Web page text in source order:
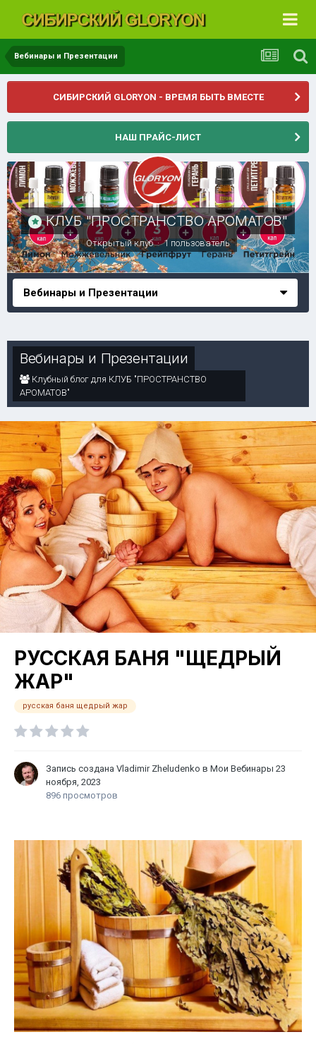
Вебинары и Презентации
СИБИРСКИЙ GLORYON - ВРЕМЯ БЫТЬ ВМЕСТЕ
НАШ ПРАЙС-ЛИСТ
КЛУБ "ПРОСТРАНСТВО АРОМАТОВ"
Открытый клуб · 1 пользователь
Вебинары и Презентации
Вебинары и Презентации
Клубный блог для КЛУБ "ПРОСТРАНСТВО
АРОМАТОВ"
РУССКАЯ БАНЯ "ЩЕДРЫЙ
ЖАР"
русская баня щедрый жар
Запись создана Vladimir Zheludenko в Мои Вебинары 23
ноября, 2023
896 просмотров